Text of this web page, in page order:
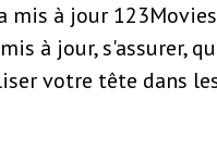
mis à jour
à jour, s'assurer,
votre tête dans